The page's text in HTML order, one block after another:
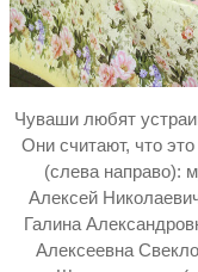
Чуваши любят
Они считают, что
(слева
Алексей
Галина
Алексеевна